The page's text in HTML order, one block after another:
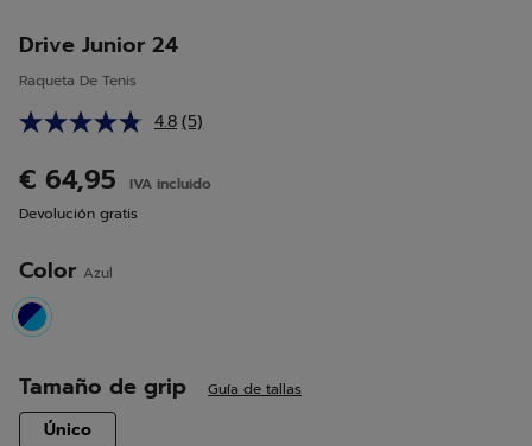
Drive Junior 24
Raqueta De Tenis
4.8 Lea
Enlace
(5)
€ 64,95
IVA incluido
Devolución gratis
Color Azul
selected
Tamaño de grip Guía de tallas
Únicoselected